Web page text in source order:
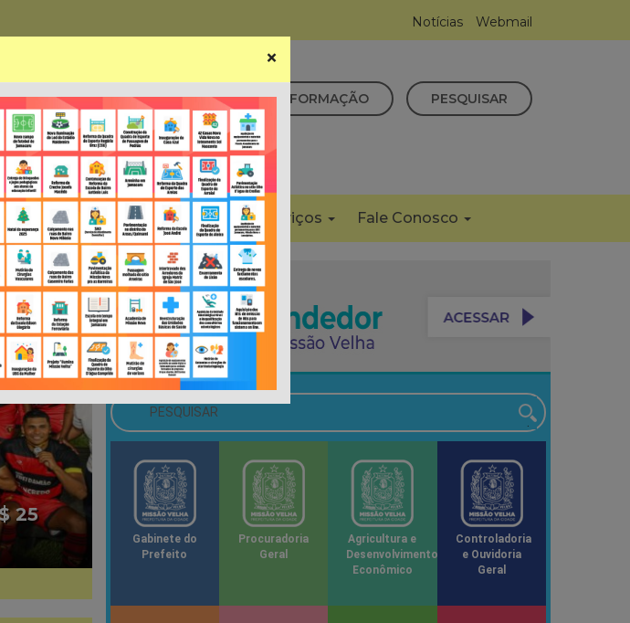
Notícias Webmail
DA TRANSPARÊNCIA ACESSO À INFORMAÇÃO PESQUISAR
LRF e Contas Públicas Serviços Fale Conosco
25
Gabinete do
Prefeito
Procuradoria
Geral
Agricultura e
Desenvolvimento
Econômico
Controladoria
e Ouvidoria
Geral
×